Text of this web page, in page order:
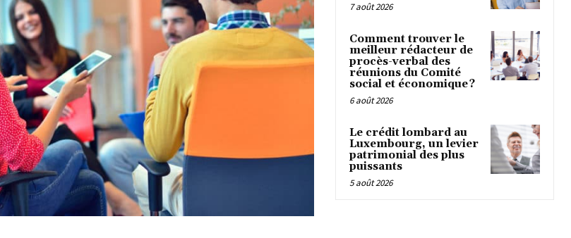
7 août 2026
Comment trouver le
meilleur rédacteur de
procès-verbal des
réunions du Comité
social et économique ?
6 août 2026
Le crédit lombard au
Luxembourg, un levier
patrimonial des plus
puissants
5 août 2026